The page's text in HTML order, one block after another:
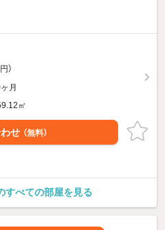
）
月
㎡
せ （無料）
すべての部屋を見る